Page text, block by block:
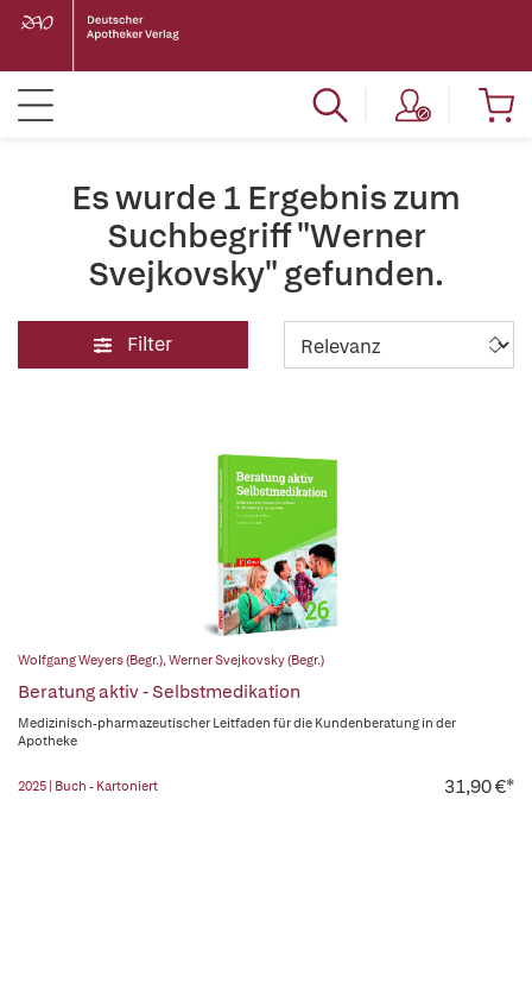
Es wurde 1 Ergebnis zum
Suchbegriff "Werner
Svejkovsky" gefunden.
Filter
Wolfgang Weyers (Begr.),Werner Svejkovsky (Begr.)
Beratung aktiv - Selbstmedikation
Medizinisch-pharmazeutischer Leitfaden für die Kundenberatung in der
Apotheke
2025 | Buch - Kartoniert 31,90 €*